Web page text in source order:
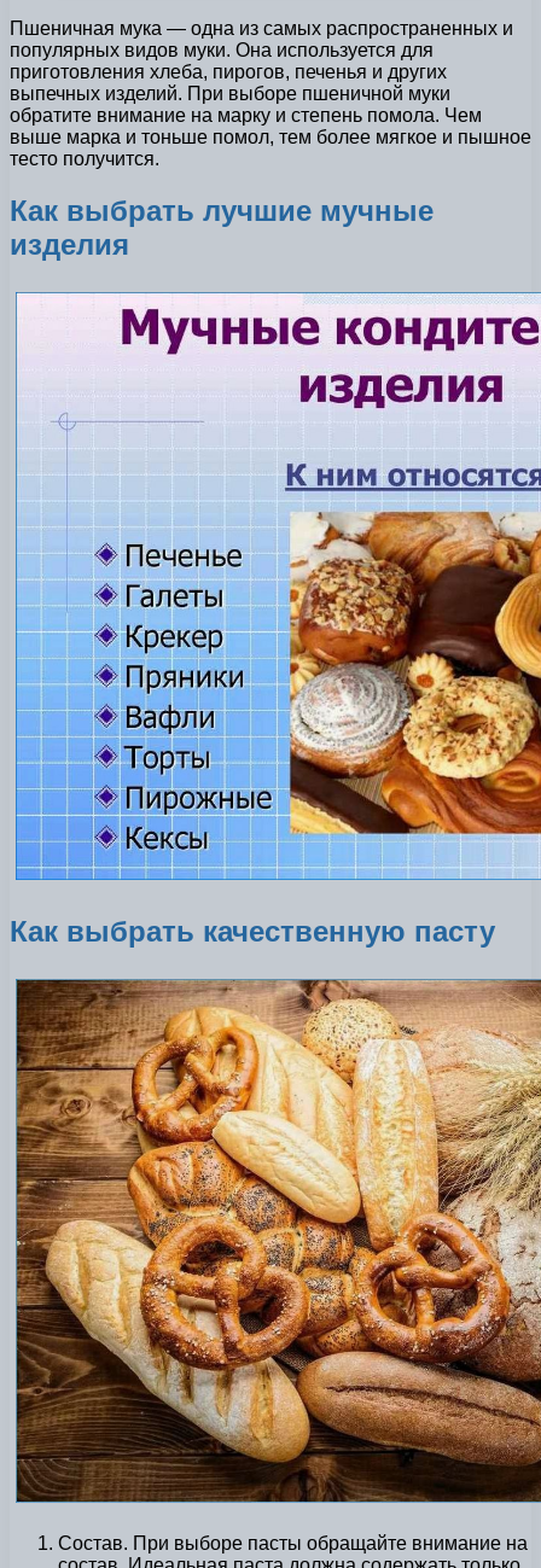
Пшеничная мука — одна из самых распространенных и
популярных видов муки. Она используется для
приготовления хлеба, пирогов, печенья и других
выпечных изделий. При выборе пшеничной муки
обратите внимание на марку и степень помола. Чем
выше марка и тоньше помол, тем более мягкое и пышное
тесто получится.
Как выбрать лучшие мучные
изделия
Как выбрать качественную пасту
Состав. При выборе пасты обращайте внимание на